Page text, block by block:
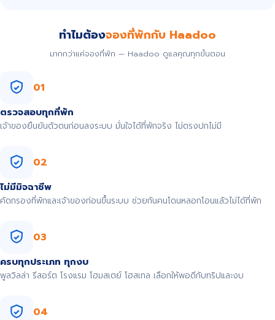
ทำไมต้องจองที่พักกับ Haadoo
มากกว่าแค่จองที่พัก — Haadoo ดูแลคุณทุกขั้นตอน
01
ตรวจสอบทุกที่พัก
เจ้าของยืนยันตัวตนก่อนลงระบบ มั่นใจได้ที่พักจริง ไม่ตรงปกไม่มี
02
ไม่มีมิจฉาชีพ
คัดกรองที่พักและเจ้าของก่อนขึ้นระบบ ช่วยกันคนโดนหลอกโอนแล้วไม่ได้ที่พัก
03
ครบทุกประเภท ทุกงบ
พูลวิลล่า รีสอร์ต โรงแรม โฮมสเตย์ โฮสเทล เลือกให้พอดีกับทริปและงบ
04